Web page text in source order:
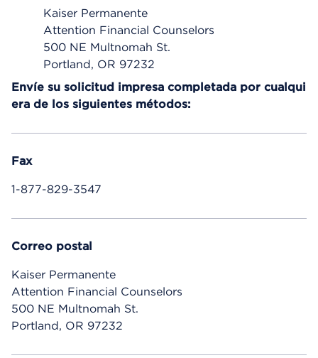
Kaiser Permanente
Attention Financial Counselors
500 NE Multnomah St.
Portland, OR 97232
Envíe su solicitud impresa completada por cualqui
era de los siguientes métodos:
Fax
1-877-829-3547
Correo postal
Kaiser Permanente
Attention Financial Counselors
500 NE Multnomah St.
Portland, OR 97232